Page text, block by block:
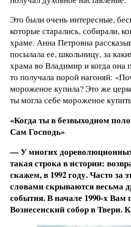
Это были очень интересные,
которые старались, собирали,
храме. Анна Петровна
посылала ее, школьницу, за
храма во Владимир и когда она
то получала порой нагоняй:
мороженое купила? Это же
ты могла себе мороженое
«Когда ты в безвыходном
Сам Господь»
— У многих
такая строка в истории:
скажем, в 1992 году. Часто за
словами скрываются весьма
события. В начале 1990‑х Вам
Вознесенский собор в Твери.